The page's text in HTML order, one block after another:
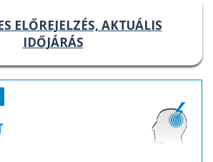
ELŐREJELZÉS, AKTUÁLIS
IDŐJÁRÁS